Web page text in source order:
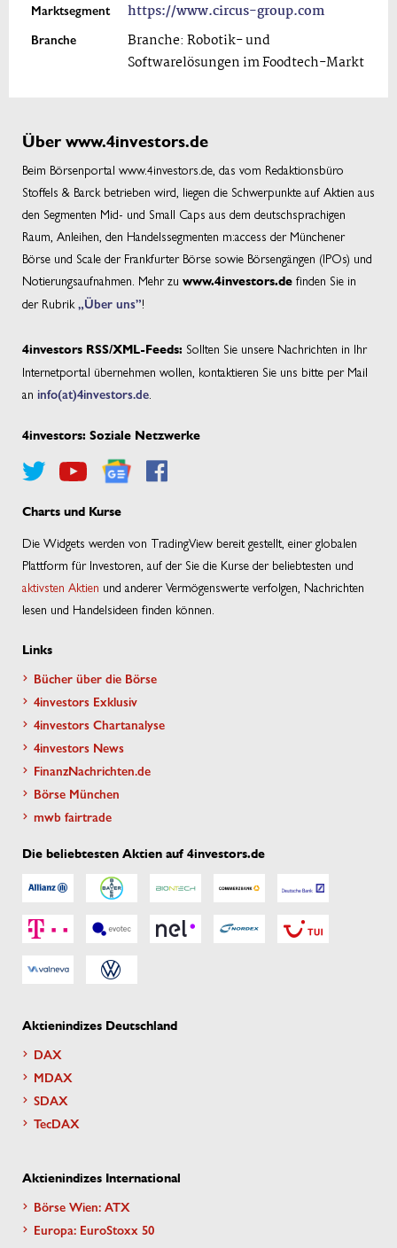
Marktsegment https://www.circus-group.com
Branche
Branche: Robotik- und
Softwarelösungen im Foodtech-Markt
Über www.4investors.de
Beim Börsenportal www.4investors.de, das vom Redaktionsbüro
Stoffels & Barck betrieben wird, liegen die Schwerpunkte auf Aktien aus
den Segmenten Mid- und Small Caps aus dem deutschsprachigen
Raum, Anleihen, den Handelssegmenten m:access der Münchener
Börse und Scale der Frankfurter Börse sowie Börsengängen (IPOs) und
Notierungsaufnahmen. Mehr zu www.4investors.de finden Sie in
der Rubrik„Über uns”!
4investors RSS/XML-Feeds: Sollten Sie unsere Nachrichten in Ihr
Internetportal übernehmen wollen, kontaktieren Sie uns bitte per Mail
an info(at)4investors.de.
4investors: Soziale Netzwerke
Charts und Kurse
Die Widgets werden von TradingView bereit gestellt, einer globalen
Plattform für Investoren, auf der Sie die Kurse der beliebtesten und
aktivsten Aktien und anderer Vermögenswerte verfolgen, Nachrichten
lesen und Handelsideen finden können.
Links
Bücher über die Börse
4investors Exklusiv
4investors Chartanalyse
4investors News
FinanzNachrichten.de
Börse München
mwb fairtrade
Die beliebtesten Aktien auf 4investors.de
Aktienindizes Deutschland
DAX
MDAX
SDAX
TecDAX
Aktienindizes International
Börse Wien: ATX
Europa: EuroStoxx 50